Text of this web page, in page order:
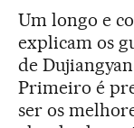
Um longo e
explicam os
de
Primeiro é
ser os